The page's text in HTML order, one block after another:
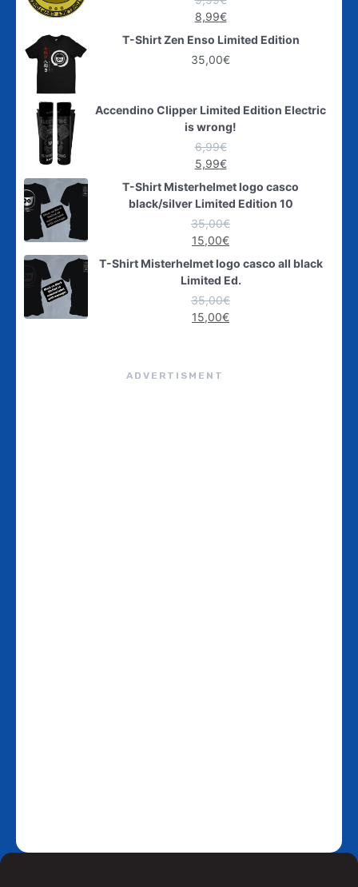
8,99€
T-Shirt Zen Enso Limited Edition
35,00€
Accendino Clipper Limited Edition Electric
is wrong!
6,99€
5,99€
T-Shirt Misterhelmet logo casco
black/silver Limited Edition 10
35,00€
15,00€
T-Shirt Misterhelmet logo casco all black
Limited Ed.
35,00€
15,00€
ADVERTISMENT